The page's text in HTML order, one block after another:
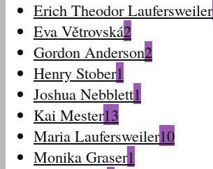
Erich Theodor Laufersweiler
Eva Větrovská2
Gordon Anderson2
Henry Stober1
Joshua Nebblett1
Kai Mester13
Maria Laufersweiler10
Monika Graser1